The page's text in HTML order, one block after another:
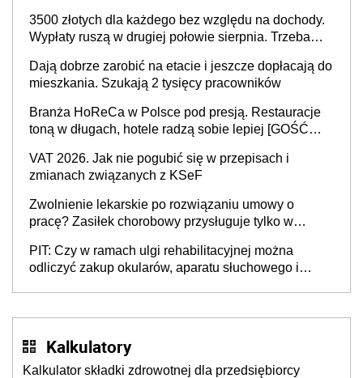
spadku liczby urodzeń w Polsce
3500 złotych dla każdego bez względu na dochody.
Wypłaty ruszą w drugiej połowie sierpnia. Trzeba
Dają dobrze zarobić na etacie i jeszcze dopłacają do
mieszkania. Szukają 2 tysięcy pracowników
Branża HoReCa w Polsce pod presją. Restauracje
toną w długach, hotele radzą sobie lepiej [GOŚĆ
VAT 2026. Jak nie pogubić się w przepisach i
zmianach związanych z KSeF
Zwolnienie lekarskie po rozwiązaniu umowy o
pracę? Zasiłek chorobowy przysługuje tylko w
stosunku pracy
PIT: Czy w ramach ulgi rehabilitacyjnej można
odliczyć zakup okularów, aparatu słuchowego i
Kalkulatory
Kalkulator składki zdrowotnej dla przedsiębiorcy